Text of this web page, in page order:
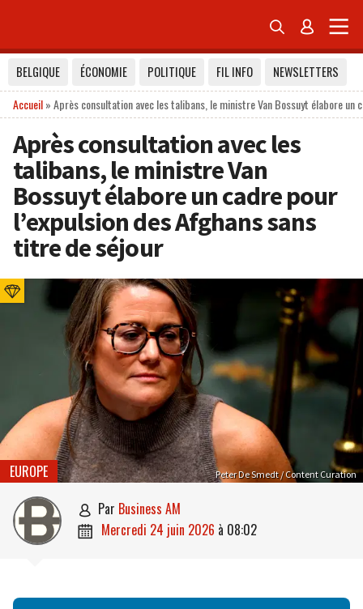
 
BELGIQUE ÉCONOMIE POLITIQUE FIL INFO
NEWSLETTERS
Accueil»Après consultation avec les talibans, le ministre Van Bossuyt élabore
Après consultation avec les
talibans, le ministre Van
Bossuyt élabore un cadre pour
l’expulsion des Afghans sans
titre de séjour
Peter De Smedt / Content Curation
EUROPE
 par Business AM
 mercredi 24 juin 2026 à 08:02